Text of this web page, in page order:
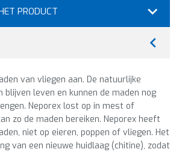
PRODUCT
van vliegen aan. De natuurlijke
blijven leven en kunnen de maden nog
Neporex lost op in mest of
zo de maden bereiken. Neporex heeft
niet op eieren, poppen of vliegen. Het
van een nieuwe huidlaag (chitine), zodat